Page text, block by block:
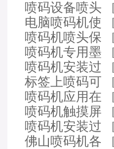
喷码设备喷头
维护五大招你
电脑喷码机使
用时要注意什
喷码机喷头保
养同样需要细
喷码机专用墨
水走向环保，
喷码机安装过
程中应注意的
标签上喷码可
以使用喷码机
喷码机应用在
重工行业可以吗
喷码机触摸屏
的保养千万别
喷码机安装过
程中应注意的
佛山喷码机各